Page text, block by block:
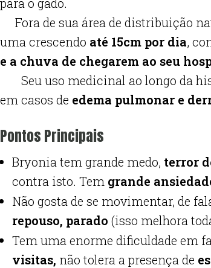
Fora de sua área de distribuição
uma crescendo até 15cm por dia,
e a chuva de chegarem ao seu
Seu uso medicinal ao longo da
em casos de edema pulmonar e
Pontos Principais
Bryonia tem grande medo, terror
contra isto. Tem grande
Não gosta de se movimentar, de
repouso, parado (isso melhora
Tem uma enorme dificuldade em
visitas, não tolera a presença de